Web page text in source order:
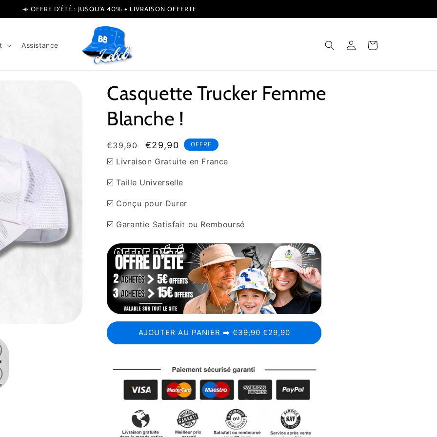
☀️ OFFRE D’ÉTÉ : JUSQU'A 40% + LIVRAISON OFFERTE
Assistance ConnexionPanier
Casquette Trucker Femme
Blanche !
Prix
habituel
€39,90
Prix
soldé
€29,90 OFFRE
☑️ Livraison Gratuite en France
☑️ Taille Universelle
☑️ Conçu pour Durer
☑️ Garantie Satisfait ou Remboursé
AJOUTER AU PANIER ➡️€39,90 €29,90